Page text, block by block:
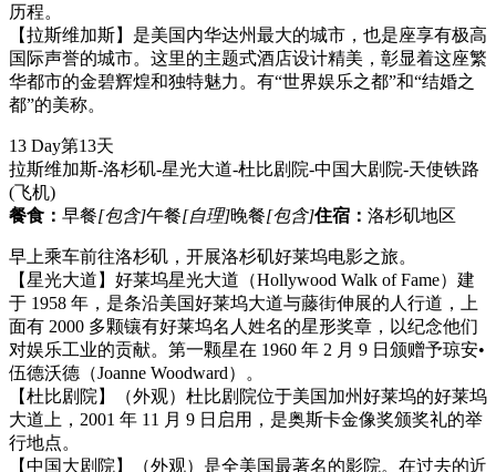
历程。
【拉斯维加斯】是美国内华达州最大的城市，也是座享有极高
国际声誉的城市。这里的主题式酒店设计精美，彰显着这座繁
华都市的金碧辉煌和独特魅力。有“世界娱乐之都”和“结婚之
都”的美称。
13 Day第13天
拉斯维加斯-洛杉矶-星光大道-杜比剧院-中国大剧院-天使铁路
(飞机)
餐食： 早餐[包含]午餐[自理]晚餐[包含]住宿： 洛杉矶地区
早上乘车前往洛杉矶，开展洛杉矶好莱坞电影之旅。
【星光大道】好莱坞星光大道（Hollywood Walk of Fame）建
于 1958 年，是条沿美国好莱坞大道与藤街伸展的人行道，上
面有 2000 多颗镶有好莱坞名人姓名的星形奖章，以纪念他们
对娱乐工业的贡献。第一颗星在 1960 年 2 月 9 日颁赠予琼安•
伍德沃德（Joanne Woodward）。
【杜比剧院】（外观）杜比剧院位于美国加州好莱坞的好莱坞
大道上，2001 年 11 月 9 日启用，是奥斯卡金像奖颁奖礼的举
行地点。
【中国大剧院】（外观）是全美国最著名的影院。在过去的近